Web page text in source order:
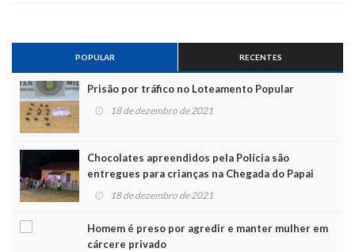
POPULAR RECENTES
Prisão por tráfico no Loteamento Popular
18 de dezembro de 2021
Chocolates apreendidos pela Polícia são
entregues para crianças na Chegada do Papai
Noel 18 de dezembro de 2021
Homem é preso por agredir e manter mulher em
cárcere privado